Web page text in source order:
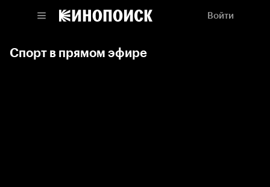
Войти
Спорт в прямом эфире